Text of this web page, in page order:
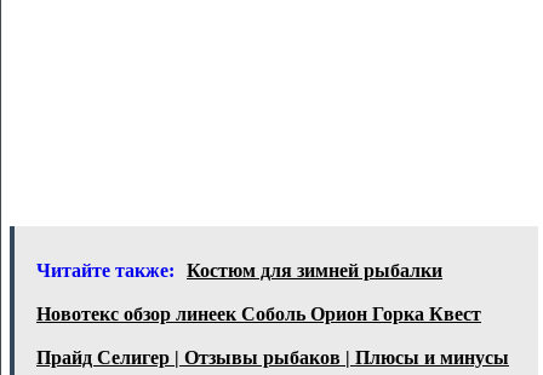
Читайте также: Костюм для зимней рыбалки
Новотекс обзор линеек Соболь Орион Горка Квест
Прайд Селигер | Отзывы рыбаков | Плюсы и минусы